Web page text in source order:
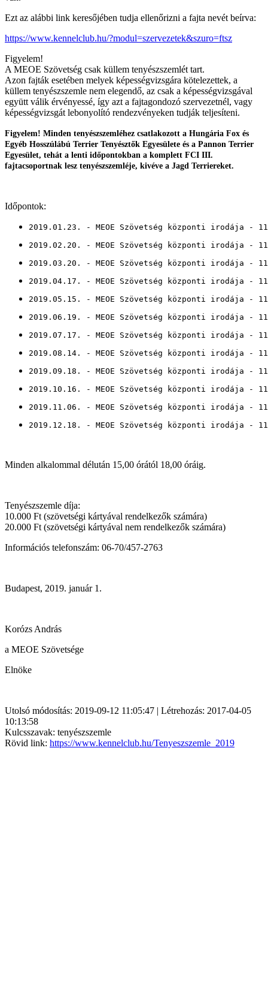
Ezt az alábbi link keresőjében tudja ellenőrizni a fajta nevét beírva:
https://www.kennelclub.hu/?modul=szervezetek&szuro=ftsz
Figyelem!
A MEOE Szövetség csak küllem tenyészszemlét tart.
Azon fajták esetében melyek képességvizsgára kötelezettek, a
küllem tenyészszemle nem elegendő, az csak a képességvizsgával
együtt válik érvényessé, így azt a fajtagondozó szervezetnél, vagy
képességvizsgát lebonyolító rendezvényeken tudják teljesíteni.
Figyelem! Minden tenyészszemléhez csatlakozott a Hungária Fox és
Egyéb Hosszúlábú Terrier Tenyésztők Egyesülete és a Pannon Terrier
Egyesület, tehát a lenti időpontokban a komplett FCI III.
fajtacsoportnak lesz tenyészszemléje, kivéve a Jagd Terriereket.
Időpontok:
2019.01.23. - MEOE Szövetség központi irodája -
2019.02.20. - MEOE Szövetség központi irodája -
2019.03.20. - MEOE Szövetség központi irodája -
2019.04.17. - MEOE Szövetség központi irodája -
2019.05.15. - MEOE Szövetség központi irodája -
2019.06.19. - MEOE Szövetség központi irodája -
2019.07.17. - MEOE Szövetség központi irodája -
2019.08.14. - MEOE Szövetség központi irodája -
2019.09.18. - MEOE Szövetség központi irodája -
2019.10.16. - MEOE Szövetség központi irodája -
2019.11.06. - MEOE Szövetség központi irodája -
2019.12.18. - MEOE Szövetség központi irodája -
Minden alkalommal délután 15,00 órától 18,00 óráig.
Tenyészszemle díja:
10.000 Ft (szövetségi kártyával rendelkezők számára)
20.000 Ft (szövetségi kártyával nem rendelkezők számára)
Információs telefonszám: 06-70/457-2763
Budapest, 2019. január 1.
Korózs András
a MEOE Szövetsége
Elnöke
Utolsó módosítás: 2019-09-12 11:05:47 | Létrehozás: 2017-04-05
10:13:58
Kulcsszavak: tenyészszemle
Rövid link: https://www.kennelclub.hu/Tenyeszszemle_2019